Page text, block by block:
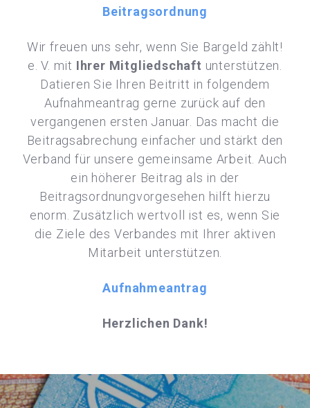
Beitragsordnung
Wir freuen uns sehr, wenn Sie Bargeld zählt!
e. V. mit Ihrer Mitgliedschaft unterstützen.
Datieren Sie Ihren Beitritt in folgendem
Aufnahmeantrag gerne zurück auf den
vergangenen ersten Januar. Das macht die
Beitragsabrechung einfacher und stärkt den
Verband für unsere gemeinsame Arbeit. Auch
ein höherer Beitrag als in der
Beitragsordnungvorgesehen hilft hierzu
enorm. Zusätzlich wertvoll ist es, wenn Sie
die Ziele des Verbandes mit Ihrer aktiven
Mitarbeit unterstützen.
Aufnahmeantrag
Herzlichen Dank!